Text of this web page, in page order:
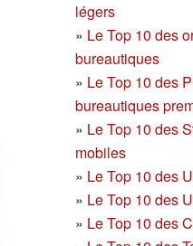
légers
» Le Top 10 des
bureautiques
» Le Top 10 des
bureautiques
» Le Top 10 des
mobiles
» Le Top 10 des
» Le Top 10 des
» Le Top 10 des